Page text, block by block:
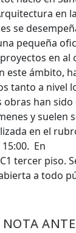
en
se
pequeña
en al
este ámbito,
tanto a nivel
obras han
y suelen
en el
En
tercer piso.
a todo
NOTA